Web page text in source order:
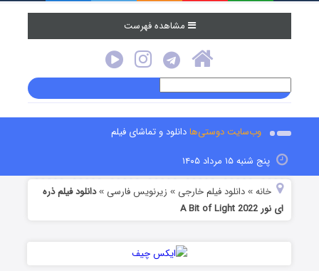
مشاهده فهرست
وب‌سایت دوستی‌هادانلود و تماشای فیلم
پنج شنبه ۱۵ مرداد ۱۴۰۵
خانه »دانلود فیلم خارجی » زیرنویس فارسی »دانلود فیلم ذره
ای نور A Bit of Light 2022